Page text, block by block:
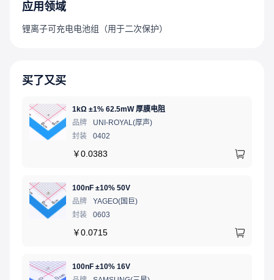
宽工作温度范围：Ta = -40℃至+85℃
每个电芯在VCU(n) - 1.0 V时：最大2.0 μA（Ta = +25℃）
应用领域
锂离子可充电电池组（用于二次保护）
买了又买
1kΩ ±1% 62.5mW 厚膜电阻
品牌
UNI-ROYAL(厚声)
封装
0402
￥0.0383
100nF ±10% 50V
品牌
YAGEO(国巨)
封装
0603
￥0.0715
100nF ±10% 16V